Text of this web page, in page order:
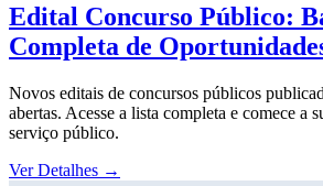
Edital Concurso Público:
Completa de
Novos editais de concursos públicos
abertas. Acesse a lista completa e comece a
serviço público.
Ver Detalhes →